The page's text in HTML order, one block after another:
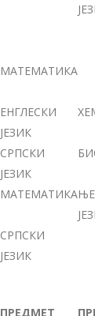
МАТЕМАТИКА
ЕНГЛЕСКИ
ЈЕЗИК
СРПСКИ
ЈЕЗИК
МАТЕМАТИКА
СРПСКИ
ЈЕЗИК
ПРЕДМЕТ